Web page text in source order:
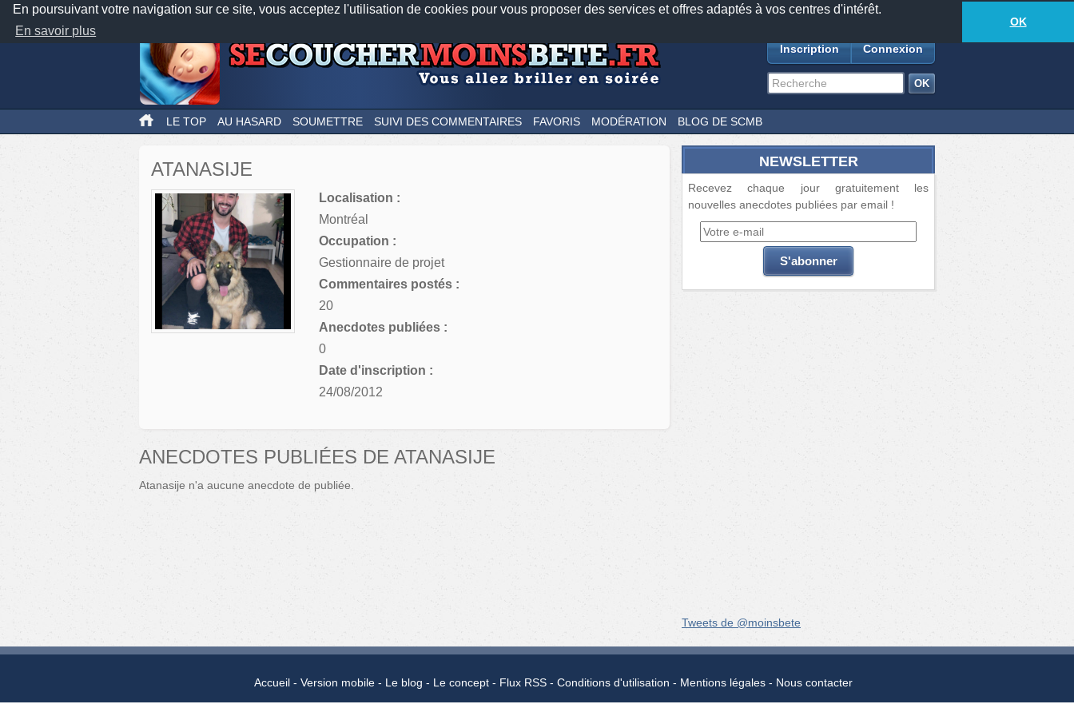
En poursuivant votre navigation sur ce site, vous acceptez l'utilisation de cookies pour vous proposer des services et offres adaptés à vos centres d'intérêt.
En savoir plus
OK
Nos applications mobiles Newsletter Facebook
TwitterFeeds18881anecdotes-545lecteurs connectés
Inscription Connexion
LE TOP AU HASARD SOUMETTRE SUIVI DES COMMENTAIRES FAVORIS MODÉRATION BLOG DE SCMB
ATANASIJE
Localisation :
Montréal
Occupation :
Gestionnaire de projet
Commentaires postés :
20
Anecdotes publiées :
0
Date d'inscription :
24/08/2012
ANECDOTES PUBLIÉES DE ATANASIJE
Atanasije n'a aucune anecdote de publiée.
NEWSLETTER
Recevez chaque jour gratuitement les
nouvelles anecdotes publiées par email !
Tweets de @moinsbete
Accueil Version mobile Le blog Le concept Flux RSS Conditions d'utilisation Mentions légales Nous contacter